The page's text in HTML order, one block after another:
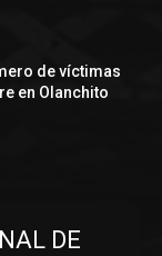
de víctimas
en Olanchito
DE